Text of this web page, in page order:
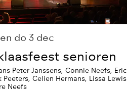
senioren
Peter Janssens, Connie Neefs, Eric
Peeters, Celien Hermans, Lissa Lewis
Neefs
en do 3 dec